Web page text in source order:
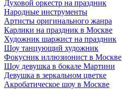
Духовой оркестр на праздник
Народные инструменты
Артисты оригинального жанра
Карлики на праздник в Москве
Художник шаржист на праздник
Шоу танцующий художник
Фокусник иллюзионист в Москве
Шоу девушка в бокале Мартини
Девушка в зеркальном цветке
Акробатическое шоу в Москве